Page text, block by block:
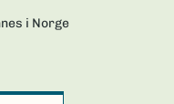
i Norge